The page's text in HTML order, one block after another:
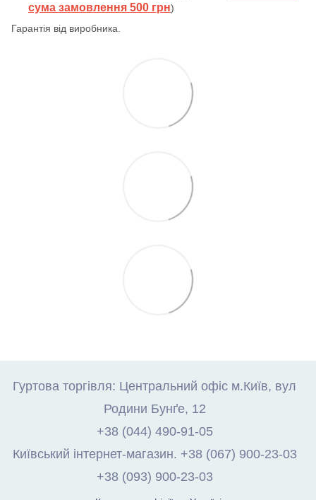
сума замовлення 500 грн)
Гарантія від виробника.
Гуртова торгівля: Центральний офіс м.Київ, вул
Родини Бунґе, 12
+38 (044) 490-91-05
Київський інтернет-магазин. +38 (067) 900-23-03
+38 (093) 900-23-03